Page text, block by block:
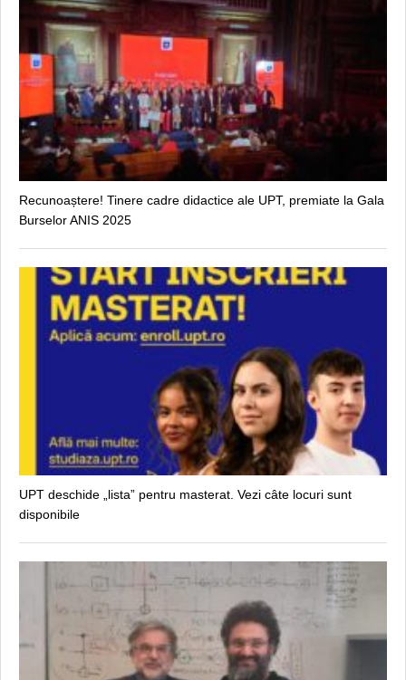
Recunoaștere! Tinere cadre didactice ale UPT, premiate la Gala
Burselor ANIS 2025
UPT deschide „lista” pentru masterat. Vezi câte locuri sunt
disponibile